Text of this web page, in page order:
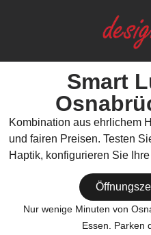
Smart
Kombination aus ehrlichem
und fairen Preisen. Testen
Haptik, konfigurieren Sie
Nur wenige Minuten von
Essen. Parken